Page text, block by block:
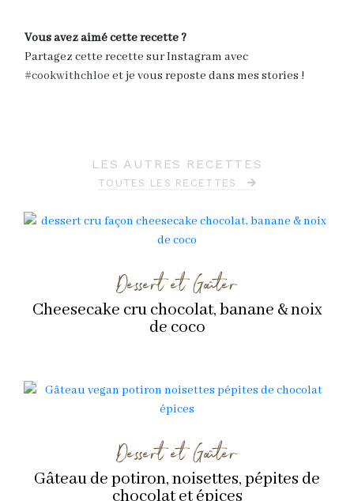
Vous avez aimé cette recette ?
Partagez cette recette sur Instagram avec
#cookwithchloe et je vous reposte dans mes stories !
LES AUTRES RECETTES
TOUTES LES RECETTES
Dessert et Goûter
Cheesecake cru chocolat, banane & noix
de coco
Dessert et Goûter
Gâteau de potiron, noisettes, pépites de
chocolat et épices